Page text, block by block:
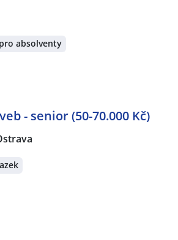
absolventy
- senior (50-70.000 Kč)